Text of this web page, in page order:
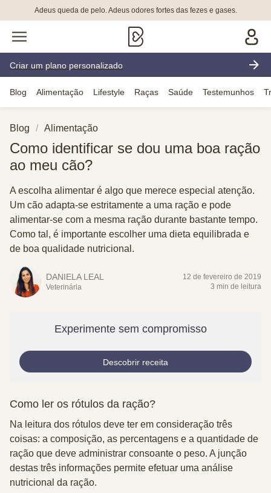
Adeus queda de pelo. Adeus odores fortes das fezes e gases.
Criar um plano personalizado
Blog Alimentação Lifestyle Raças Saúde Testemunhos
Blog Alimentação
Como identificar se dou uma boa ração
ao meu cão?
A escolha alimentar é algo que merece especial atenção.
Um cão adapta-se estritamente a uma ração e pode
alimentar-se com a mesma ração durante bastante tempo.
Como tal, é importante escolher uma dieta equilibrada e
de boa qualidade nutricional.
DANIELA LEAL
Veterinária
12 de fevereiro de 2019
3 min de leitura
Experimente sem compromisso
Descobrir receita
Como ler os rótulos da ração?
Na leitura dos rótulos deve ter em consideração três
coisas: a composição, as percentagens e a quantidade de
ração que deve administrar consoante o peso. A junção
destas três informações permite efetuar uma análise
nutricional da ração.